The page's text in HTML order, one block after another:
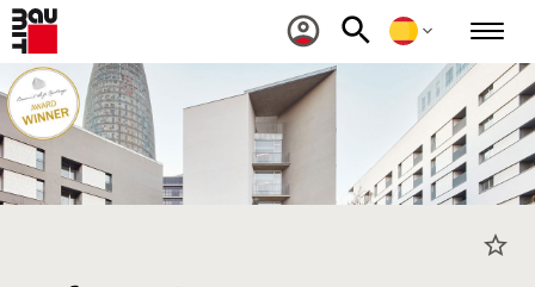
star_border